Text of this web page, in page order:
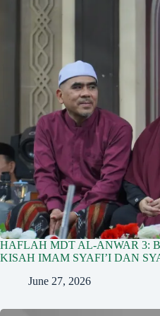
HAFLAH MDT AL-ANWAR 3:
KISAH IMAM SYAFI’I DAN
June 27, 2026